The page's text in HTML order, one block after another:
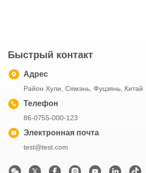
Быстрый контакт
Адрес
Район Хули, Сямэнь, Фуцзянь, Китай
Телефон
86-0755-000-123
Электронная почта
test@test.com